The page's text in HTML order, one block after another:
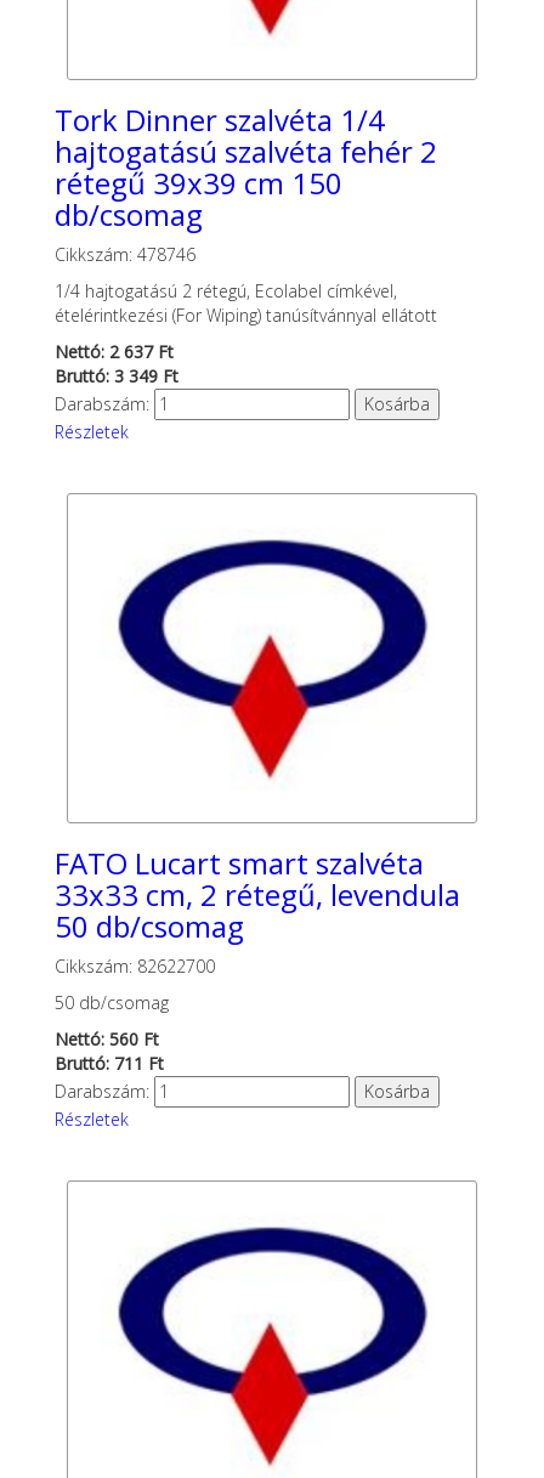
Tork Dinner szalvéta 1/4
hajtogatású szalvéta fehér 2
rétegű 39x39 cm 150
db/csomag
Cikkszám: 478746
1/4 hajtogatású 2 rétegú, Ecolabel címkével,
ételérintkezési (For Wiping) tanúsítvánnyal ellátott
Nettó: 2 637 Ft
Bruttó: 3 349 Ft
Darabszám:
Részletek
FATO Lucart smart szalvéta
33x33 cm, 2 rétegű, levendula
50 db/csomag
Cikkszám: 82622700
50 db/csomag
Nettó: 560 Ft
Bruttó: 711 Ft
Darabszám:
Részletek